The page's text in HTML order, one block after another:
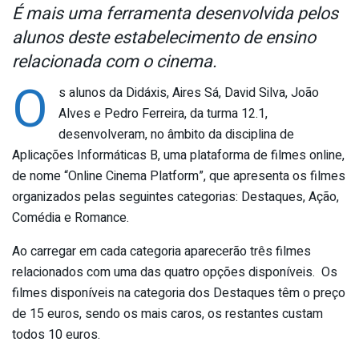
É mais uma ferramenta desenvolvida pelos
alunos deste estabelecimento de ensino
relacionada com o cinema.
O
s alunos da Didáxis, Aires Sá, David Silva, João
Alves e Pedro Ferreira, da turma 12.1,
desenvolveram, no âmbito da disciplina de
Aplicações Informáticas B, uma plataforma de filmes online,
de nome “Online Cinema Platform”, que apresenta os filmes
organizados pelas seguintes categorias: Destaques, Ação,
Comédia e Romance.
Ao carregar em cada categoria aparecerão três filmes
relacionados com uma das quatro opções disponíveis. Os
filmes disponíveis na categoria dos Destaques têm o preço
de 15 euros, sendo os mais caros, os restantes custam
todos 10 euros.